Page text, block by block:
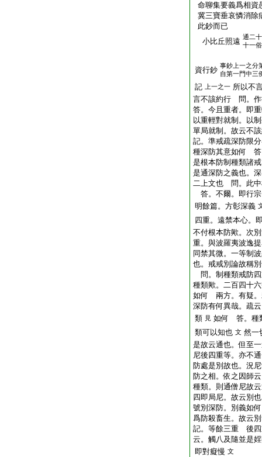
命聊集要義爲相資
冀三寶垂哀憐消除
此鈔而已
小比丘照遠 通二
十一
資行鈔 事鈔上一之分
自第一門中三
記 上一之一 所以不
言不該約行 問。作
答。今且重者。即
以重輕對就制。以
單局就制。故云不
記。準戒疏深防限
種深防其意如何 答
是根本防制種類諸
是通深防之義也。
二上文也 問。此中
答。不爾。即行
明餘篇。方彰深義
四重。遠禁本心。
不付根本防歟。次
重。與波羅夷波逸
同禁其微。一等制
也。戒戒別論故稱
問。制種類戒防
種類歟。二百四十
如何 兩方。有疑。
深防有何異哉。疏
類 見 如何 答。種
類可以知也 文 然一
是故云通也。但至
尼後四重等。亦不
防處是別故也。況
防之相。依之因師
種類。則通僧尼故
四即局尼。故云別
號別深防。別義如
爲防殺畜生。故云
記。等餘三重 後四
云。觸八及隨並是
即對癡慢 文